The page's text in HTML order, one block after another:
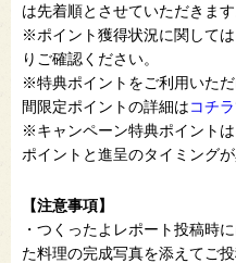
は先着順とさせていただきます
※ポイント獲得状況に関しては
りご確認ください。
※特典ポイントをご利用いた
間限定ポイントの詳細はコチラ
※キャンペーン特典ポイント
ポイントと進呈のタイミング
【注意事項】
・つくったよレポート投稿時
た料理の完成写真を添えてご